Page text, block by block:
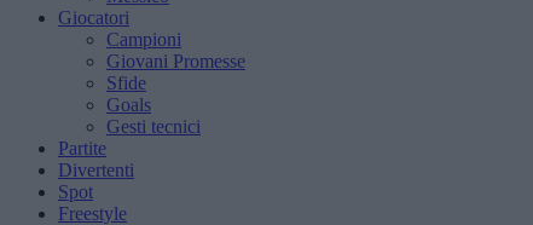
Giocatori
Campioni
Giovani Promesse
Sfide
Goals
Gesti tecnici
Partite
Divertenti
Spot
Freestyle